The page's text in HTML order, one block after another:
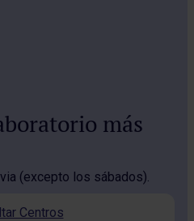
más
(excepto los sábados).
Centros